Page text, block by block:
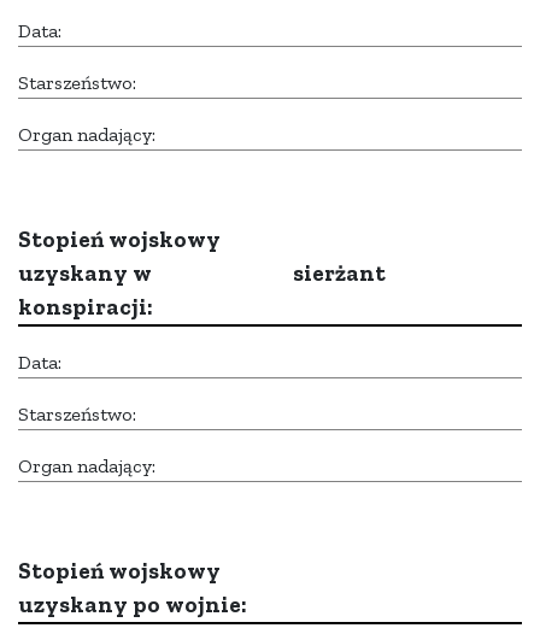
Data:
Starszeństwo:
Organ nadający:
Stopień wojskowy
uzyskany w
konspiracji:
sierżant
Data:
Starszeństwo:
Organ nadający:
Stopień wojskowy
uzyskany po wojnie: